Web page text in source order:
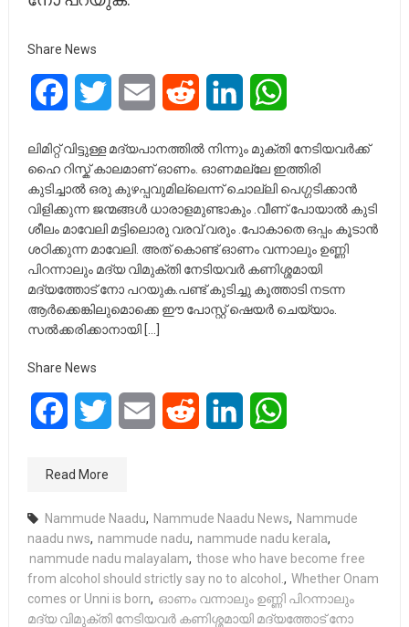
Share News
FacebookTwitter Email Reddit LinkedIn
ലിമിറ്റ് വിട്ടുള്ള മദ്യപാനത്തിൽ നിന്നും മുക്തി നേടിയവർക്ക്
ഹൈ റിസ്ക് കാലമാണ് ഓണം. ഓണമല്ലേ ഇത്തിരി
കുടിച്ചാൽ ഒരു കുഴപ്പവുമില്ലെന്ന് ചൊല്ലി പെഗ്ഗടിക്കാൻ
വിളിക്കുന്ന ജന്മങ്ങൾ ധാരാളമുണ്ടാകും .വീണ്‌ പോയാൽ കുടി
ശീലം മാവേലി മട്ടിലൊരു വരവ് വരും .പോകാതെ ഒപ്പം കൂടാൻ
ശഠിക്കുന്ന മാവേലി. അത് കൊണ്ട് ഓണം വന്നാലും ഉണ്ണി
പിറന്നാലും മദ്യ വിമുക്തി നേടിയവർ കണിശ്ശമായി
മദ്യത്തോട് നോ പറയുക.പണ്ട് കുടിച്ചു കൂത്താടി നടന്ന
ആർക്കെങ്കിലുമൊക്കെ ഈ പോസ്റ്റ് ഷെയർ ചെയ്യാം.
സൽക്കരിക്കാനായി […]
Share News
FacebookTwitter Email Reddit LinkedIn
Read More
Nammude Naadu, Nammude Naadu News, Nammude
naadu nws, nammude nadu, nammude nadu kerala,
nammude nadu malayalam, those who have become free
from alcohol should strictly say no to alcohol., Whether Onam
comes or Unni is born, ഓണം വന്നാലും ഉണ്ണി പിറന്നാലും
മദ്യ വിമുക്തി നേടിയവർ കണിശ്ശമായി മദ്യത്തോട് നോ